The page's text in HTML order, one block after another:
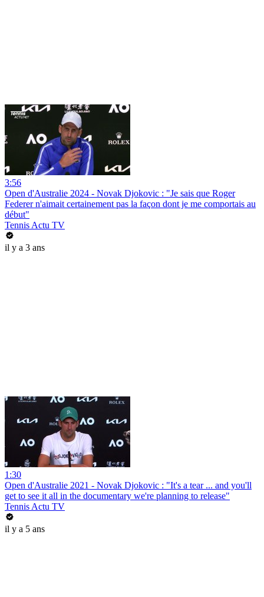
3:56
Open d'Australie 2024 - Novak Djokovic : "Je sais que Roger
Federer n'aimait certainement pas la façon dont je me comportais au
début"
Tennis Actu TV
il y a 3 ans
1:30
Open d'Australie 2021 - Novak Djokovic : "It's a tear ... and you'll
get to see it all in the documentary we're planning to release"
Tennis Actu TV
il y a 5 ans